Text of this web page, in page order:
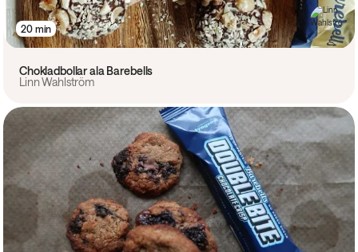
20 min
Chokladbollar ala Barebells
Linn Wahlström